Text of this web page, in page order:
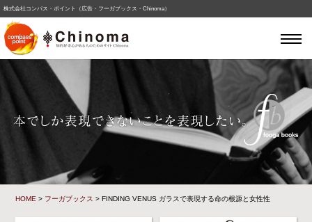
株式会社コンパス・ポイント（広告・フーガブックス・Chinoma）
HOME > フーガブックス > FINDING VENUS ガラスで表現する命の根源と女性性